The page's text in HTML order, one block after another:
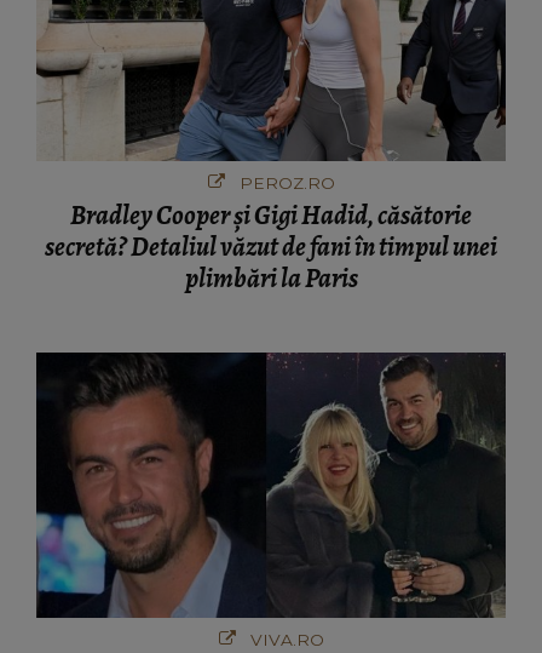
PEROZ.RO
Bradley Cooper și Gigi Hadid, căsătorie
secretă? Detaliul văzut de fani în timpul unei
plimbări la Paris
VIVA.RO